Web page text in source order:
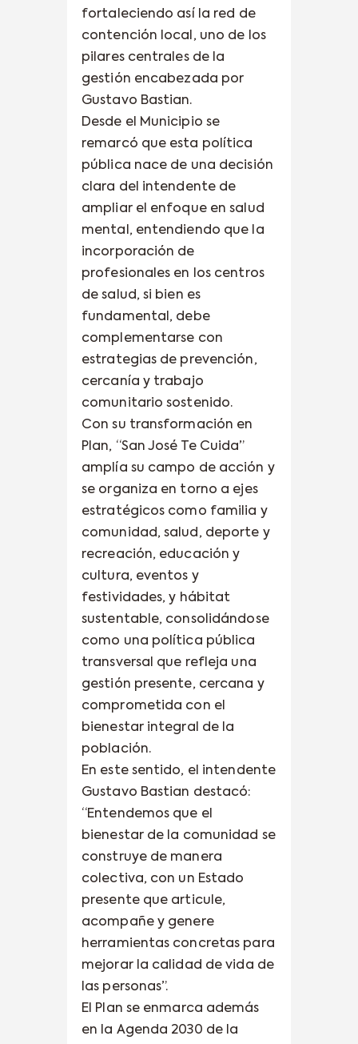
fortaleciendo así la red de
contención local, uno de los
pilares centrales de la
gestión encabezada por
Gustavo Bastian.
Desde el Municipio se
remarcó que esta política
pública nace de una decisión
clara del intendente de
ampliar el enfoque en salud
mental, entendiendo que la
incorporación de
profesionales en los centros
de salud, si bien es
fundamental, debe
complementarse con
estrategias de prevención,
cercanía y trabajo
comunitario sostenido.
Con su transformación en
Plan, “San José Te Cuida”
amplía su campo de acción y
se organiza en torno a ejes
estratégicos como familia y
comunidad, salud, deporte y
recreación, educación y
cultura, eventos y
festividades, y hábitat
sustentable, consolidándose
como una política pública
transversal que refleja una
gestión presente, cercana y
comprometida con el
bienestar integral de la
población.
En este sentido, el intendente
Gustavo Bastian destacó:
“Entendemos que el
bienestar de la comunidad se
construye de manera
colectiva, con un Estado
presente que articule,
acompañe y genere
herramientas concretas para
mejorar la calidad de vida de
las personas”.
El Plan se enmarca además
en la Agenda 2030 de la